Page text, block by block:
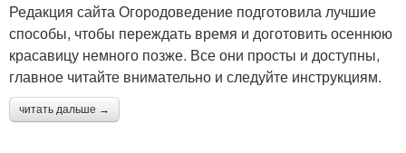
Редакция сайта Огородоведение подготовила лучшие
способы, чтобы переждать время и доготовить осеннюю
красавицу немного позже. Все они просты и доступны,
главное читайте внимательно и следуйте инструкциям.
читать дальше →